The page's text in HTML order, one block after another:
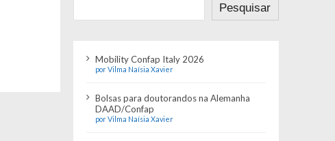
Pesquisar
Mobility Confap Italy 2026
por Vilma Naísia Xavier
Bolsas para doutorandos na Alemanha
DAAD/Confap
por Vilma Naísia Xavier